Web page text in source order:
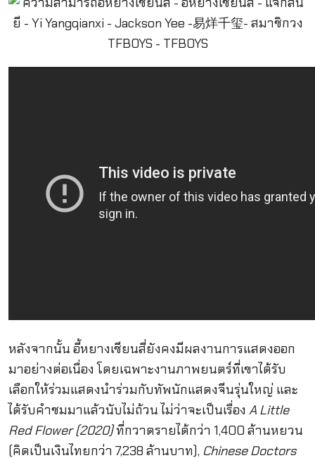
หลังจากนั้น อี้หยางเชียนสี่ยังคงมีผลงานการแสดงออก
มาอย่างต่อเนื่อง โดยเฉพาะงานภาพยนตร์ที่เขาได้รับ
เลือกให้ร่วมแสดงนำร่วมกับทัพนักแสดงจีนรุ่นใหญ่ และ
ได้รับคำชมมาแล้วนับไม่ถ้วน ไม่ว่าจะเป็นเรื่อง A Little
Red Flower (2020)ที่กวาดรายได้กว่า 1,400 ล้านหยวน
(คิดเป็นเงินไทยกว่า 7,238 ล้านบาท), Chinese Doctors